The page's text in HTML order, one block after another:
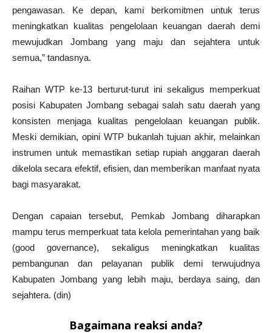
pengawasan. Ke depan, kami berkomitmen untuk terus
meningkatkan kualitas pengelolaan keuangan daerah demi
mewujudkan Jombang yang maju dan sejahtera untuk
semua,” tandasnya.
Raihan WTP ke-13 berturut-turut ini sekaligus memperkuat
posisi Kabupaten Jombang sebagai salah satu daerah yang
konsisten menjaga kualitas pengelolaan keuangan publik.
Meski demikian, opini WTP bukanlah tujuan akhir, melainkan
instrumen untuk memastikan setiap rupiah anggaran daerah
dikelola secara efektif, efisien, dan memberikan manfaat nyata
bagi masyarakat.
Dengan capaian tersebut, Pemkab Jombang diharapkan
mampu terus memperkuat tata kelola pemerintahan yang baik
(good governance), sekaligus meningkatkan kualitas
pembangunan dan pelayanan publik demi terwujudnya
Kabupaten Jombang yang lebih maju, berdaya saing, dan
sejahtera. (din)
Bagaimana reaksi anda?